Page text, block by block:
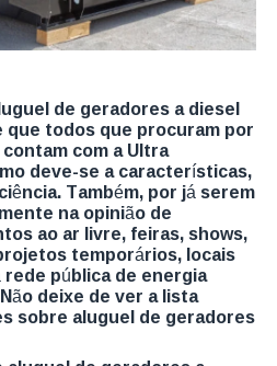
de geradores a diesel
todos que procuram por
com a Ultra
deve-se a características,
Também, por já serem
na opinião de
ao ar livre, feiras, shows,
temporários, locais
pública de energia
deixe de ver a lista
sobre aluguel de geradores